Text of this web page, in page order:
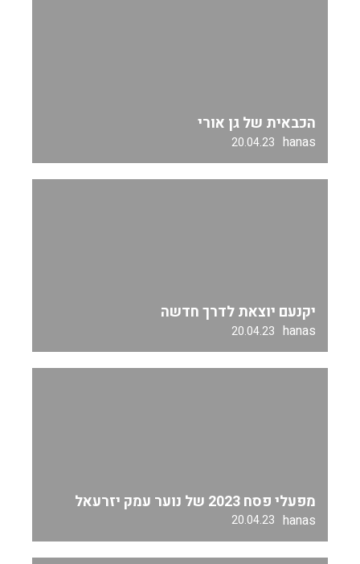
הכבאית של גן אורי
hanas
20.04.23
יקנעם יוצאת לדרך חדשה
hanas
20.04.23
מפעלי פסח 2023 של נוער עמק יזרעאל
hanas
20.04.23